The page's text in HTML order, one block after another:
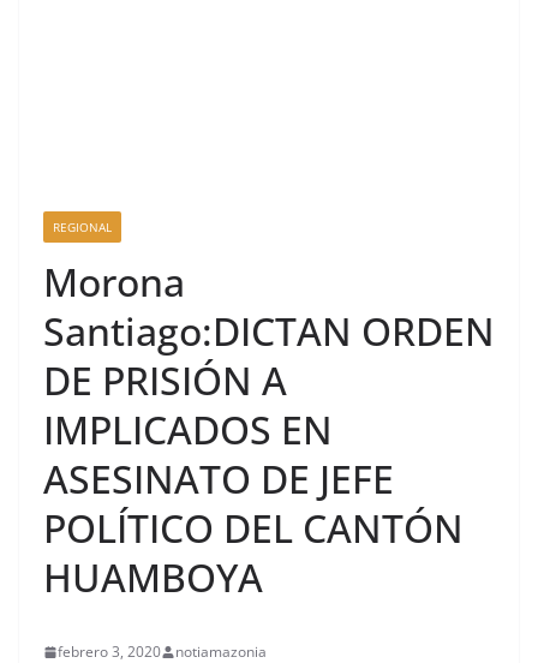
REGIONAL
Morona
Santiago:DICTAN ORDEN
DE PRISIÓN A
IMPLICADOS EN
ASESINATO DE JEFE
POLÍTICO DEL CANTÓN
HUAMBOYA
febrero 3, 2020 notiamazonia